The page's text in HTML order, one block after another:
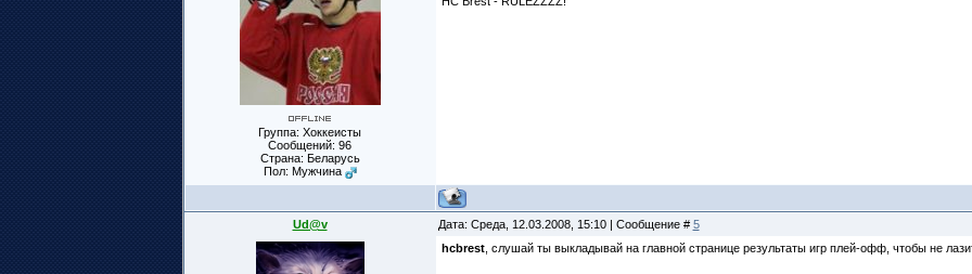
Группа: Хоккеисты
Сообщений: 96
Страна: Беларусь
Пол: Мужчина
Ud@v Дата: Среда, 12.03.2008, 15:10 | Сообщение # 5
hcbrest, слушай ты выкладывай на главной странице результаты игр плей-офф, чтобы не